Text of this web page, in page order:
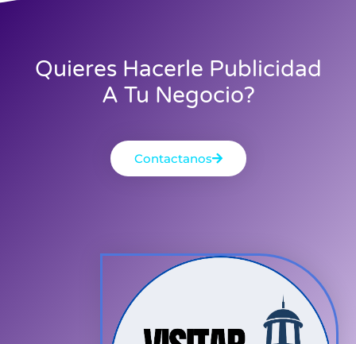
Quieres Hacerle Publicidad
A Tu Negocio?
Contactanos